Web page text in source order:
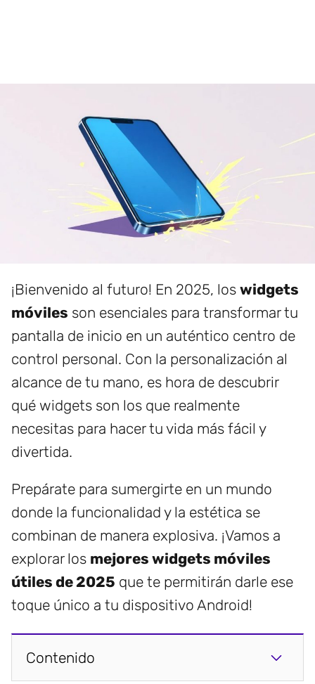
¡Bienvenido al futuro! En 2025, los widgets
móviles son esenciales para transformar tu
pantalla de inicio en un auténtico centro de
control personal. Con la personalización al
alcance de tu mano, es hora de descubrir
qué widgets son los que realmente
necesitas para hacer tu vida más fácil y
divertida.
Prepárate para sumergirte en un mundo
donde la funcionalidad y la estética se
combinan de manera explosiva. ¡Vamos a
explorar los mejores widgets móviles
útiles de 2025 que te permitirán darle ese
toque único a tu dispositivo Android!
Contenido